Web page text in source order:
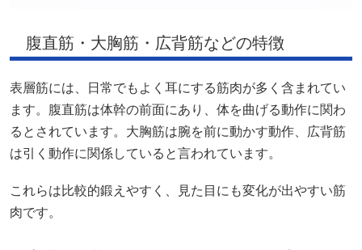
腹直筋・大胸筋・広背筋などの特徴
表層筋には、日常でもよく耳にする筋肉が多く含まれてい
ます。腹直筋は体幹の前面にあり、体を曲げる動作に関わ
るとされています。大胸筋は腕を前に動かす動作、広背筋
は引く動作に関係していると言われています。
これらは比較的鍛えやすく、見た目にも変化が出やすい筋
肉です。